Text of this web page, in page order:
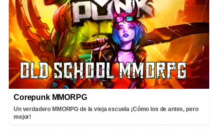
Corepunk MMORPG
Un verdadero MMORPG de la vieja escuela ¡Cómo los de antes, pero
mejor!